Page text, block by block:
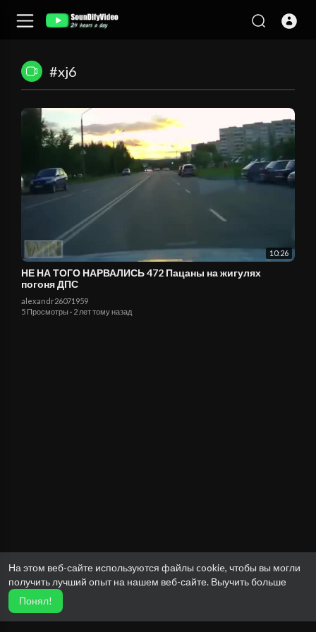
На этом веб-сайте используются файлы cookie, чтобы вы могли
получить лучший опыт на нашем веб-сайте. Выучить больше
Понял!
#xj6
10:26
НЕ НА ТОГО НАРВАЛИСЬ 472 Пацаны на жигулях
погоня ДПС
alexandr26071959
5 Просмотры · 2 лет тому назад